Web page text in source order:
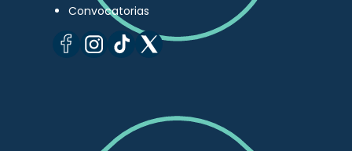
Convocatorias